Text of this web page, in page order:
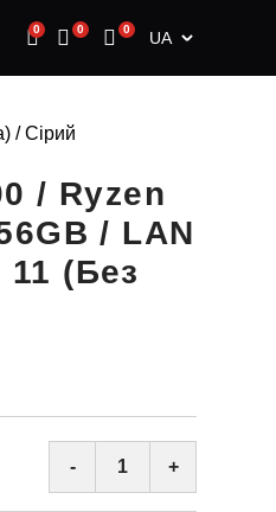
0 0 0 UA
/ Сірий
/ Ryzen
/ LAN
(Без
- +